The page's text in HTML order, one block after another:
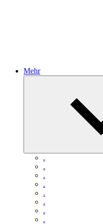
Mehr
.
.
.
.
.
.
.
.